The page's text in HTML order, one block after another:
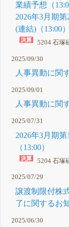
業績予想（
2026年3月期
(連結)（13:00）
5204 石塚
2025/09/30
人事異動に関
2025/09/01
人事異動に関
2025/07/31
2026年3月期
（13:00）
5204 石塚
2025/07/29
譲渡制限付株
了に関するお
2025/06/30